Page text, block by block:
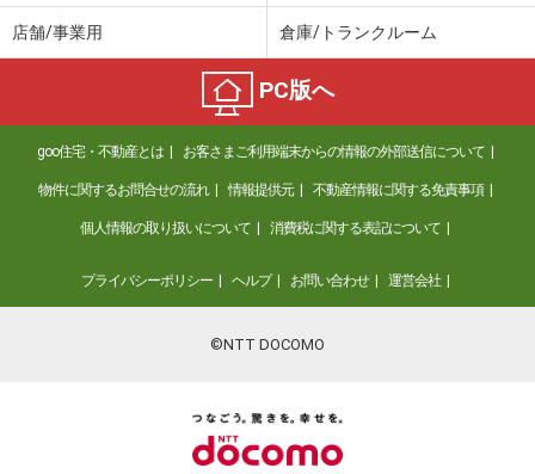
店舗/事業用 倉庫/トランクルーム
PC版へ
goo住宅・不動産とは お客さまご利用端末からの情報の外部送信について
物件に関するお問合せの流れ 情報提供元 不動産情報に関する免責事項
個人情報の取り扱いについて 消費税に関する表記について
プライバシーポリシー ヘルプ お問い合わせ 運営会社
©NTT DOCOMO